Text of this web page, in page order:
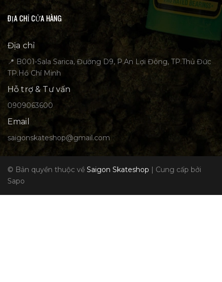
ĐỊA CHỈ CỬA HÀNG
Địa chỉ
📍 B001-Sala Sarica, Đường D9, P.An Lợi Đông, TP.Thủ Đức
TP.Hồ Chí Minh
Hỗ trợ & Tư vấn
0909063600
Email
saigonskateshop@gmail.com
© Bản quyền thuộc về Saigon Skateshop | Cung cấp bởi
Sapo